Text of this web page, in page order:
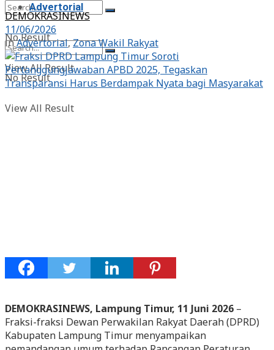
No Result
View All Result
Advertorial
No Result
View All Result
DEMOKRASINEWS
11/06/2026
inAdvertorial,Zona Wakil Rakyat
DEMOKRASINEWS, Lampung Timur, 11 Juni 2026 –
Fraksi-fraksi Dewan Perwakilan Rakyat Daerah (DPRD)
Kabupaten Lampung Timur menyampaikan